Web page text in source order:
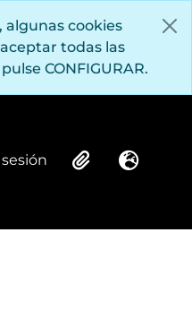
algunas cookies
todas las
CONFIGURAR.
ClipboardIdioma